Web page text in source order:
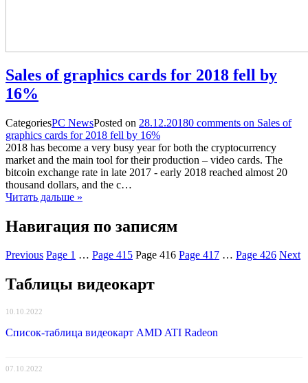
Sales of graphics cards for 2018 fell by
16%
CategoriesPC NewsPosted on 28.12.20180 comments on Sales of
graphics cards for 2018 fell by 16%
2018 has become a very busy year for both the cryptocurrency
market and the main tool for their production – video cards. The
bitcoin exchange rate in late 2017 - early 2018 reached almost 20
thousand dollars, and the c…
Читать дальше »
Навигация по записям
Previous Page 1 … Page 415 Page 416 Page 417 … Page 426 Next
Таблицы видеокарт
10.10.2022
Список-таблица видеокарт AMD ATI Radeon
07.10.2022